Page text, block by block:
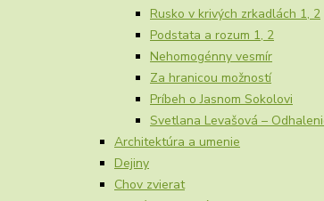
Rusko v krivých zrkadlách 1, 2
Podstata a rozum 1, 2
Nehomogénny vesmír
Za hranicou možností
Príbeh o Jasnom Sokolovi
Svetlana Levašová –
Architektúra a umenie
Dejiny
Chov zvierat